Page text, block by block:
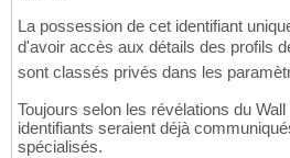
La possession de cet identifiant
d'avoir accès aux détails des profils
sont classés privés dans les
Toujours selon les révélations du
identifiants seraient déjà
spécialisés.